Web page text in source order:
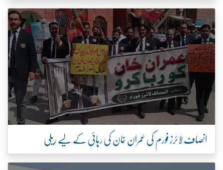
انصاف لائرز فورم کی عمران خان کی رہائی کے لیے ریلی